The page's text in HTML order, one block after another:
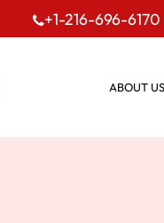
+1-216-696-6170
ABOUT US